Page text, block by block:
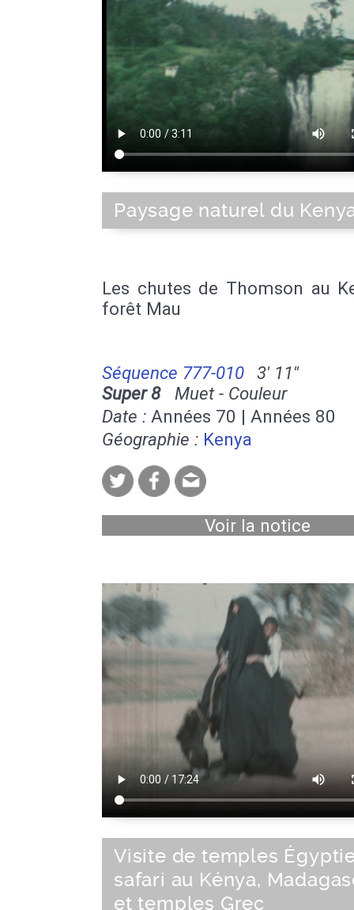
Paysage naturel du
Les chutes de Thomson au
forêt Mau
Séquence 777-010
3' 11''
Super 8Muet - Couleur
Date : Années 70 | Années 80
Géographie : Kenya
Voir la notice
Visite de temples
safari au Kénya,
et temples Grec